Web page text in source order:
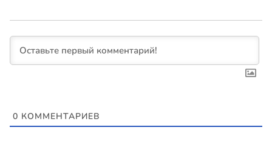
0 КОММЕНТАРИЕВ